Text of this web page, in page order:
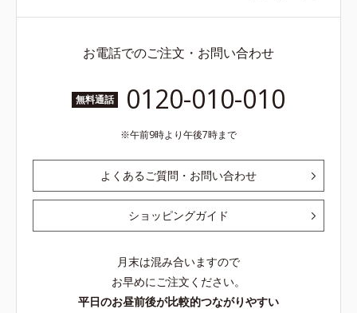
お電話でのご注文・お問い合わせ
無料通話 0120-010-010
午前9時より午後7時まで
よくあるご質問・お問い合わせ
ショッピングガイド
月末は混み合いますので
お早めにご注文ください。
平日のお昼前後が比較的つながりやすい